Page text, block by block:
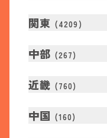
関東 (4209 )
中部 (267)
近畿 (760)
中国 (160)